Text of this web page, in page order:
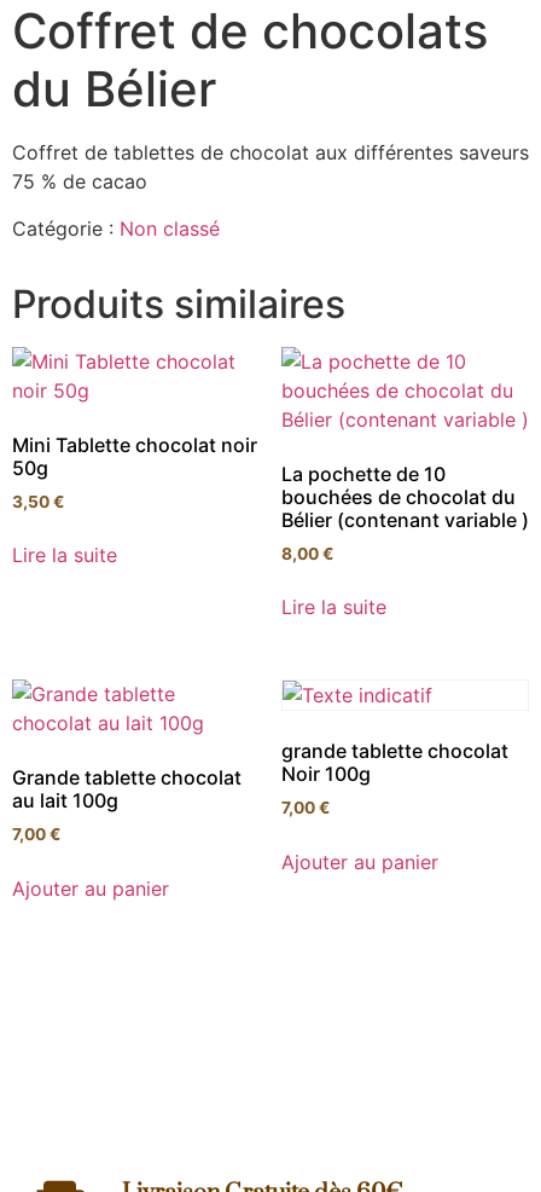
Coffret de chocolats
du Bélier
Coffret de tablettes de chocolat aux différentes saveurs
75 % de cacao
Catégorie : Non classé
Produits similaires
Mini Tablette chocolat noir
50g
3,50€
Lire la suite
La pochette de 10
bouchées de chocolat du
Bélier (contenant variable )
8,00€
Lire la suite
Grande tablette chocolat
au lait 100g
7,00€
Ajouter au panier
grande tablette chocolat
Noir 100g
7,00€
Ajouter au panier